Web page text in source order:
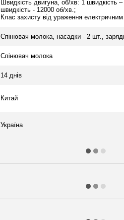
Швидкість двигуна, об/хв: 1 швидкість
швидкість - 12000 об/хв.;
Клас захисту від ураження
Спінювач молока, насадки - 2 шт.,
Спінювач молока
14 днів
Китай
Україна